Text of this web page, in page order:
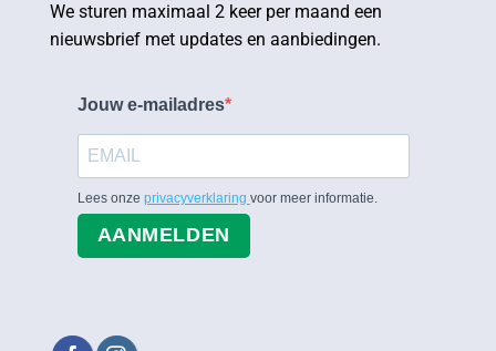
We sturen maximaal 2 keer per maand een
nieuwsbrief met updates en aanbiedingen.
Jouw e-mailadres
Lees onze privacyverklaring voor meer informatie.
AANMELDEN